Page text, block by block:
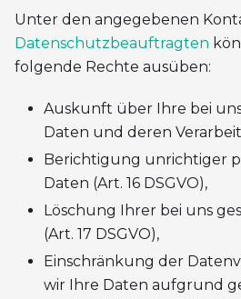
Unter den angegebenen
Datenschutzbeauftragten
folgende Rechte ausüben:
Auskunft über Ihre bei
Daten und deren
Berichtigung unrichtiger
Daten (Art. 16 DSGVO),
Löschung Ihrer bei uns
(Art. 17 DSGVO),
Einschränkung der
wir Ihre Daten aufgrund